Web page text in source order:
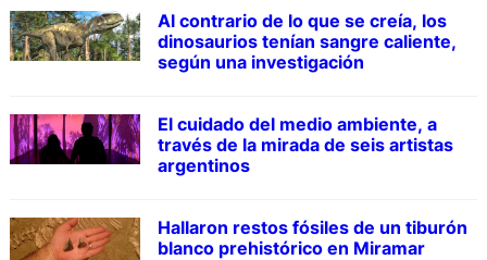
Al contrario de lo que se creía, los
dinosaurios tenían sangre caliente,
según una investigación
El cuidado del medio ambiente, a
través de la mirada de seis artistas
argentinos
Hallaron restos fósiles de un tiburón
blanco prehistórico en Miramar